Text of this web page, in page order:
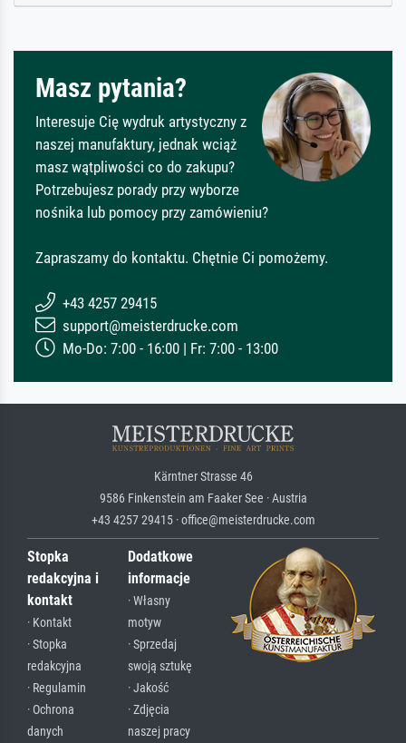
Masz pytania?
Interesuje Cię wydruk artystyczny z
naszej manufaktury, jednak wciąż
masz wątpliwości co do zakupu?
Potrzebujesz porady przy wyborze
nośnika lub pomocy przy zamówieniu?
Zapraszamy do kontaktu. Chętnie Ci pomożemy.
+43 4257 29415
support@meisterdrucke.com
Mo-Do: 7:00 - 16:00 | Fr: 7:00 - 13:00
Kärntner Strasse 46
9586 Finkenstein am Faaker See · Austria
+43 4257 29415 · office@meisterdrucke.com
Stopka
redakcyjna i
kontakt
· Kontakt
· Stopka
redakcyjna
· Regulamin
· Ochrona
danych
Dodatkowe
informacje
· Własny
motyw
· Sprzedaj
swoją sztukę
· Jakość
· Zdjęcia
naszej pracy